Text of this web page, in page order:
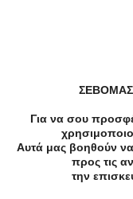
Αδυνάτισμα
Για να σου
Αυτά μας βοηθούν
προς τις
την